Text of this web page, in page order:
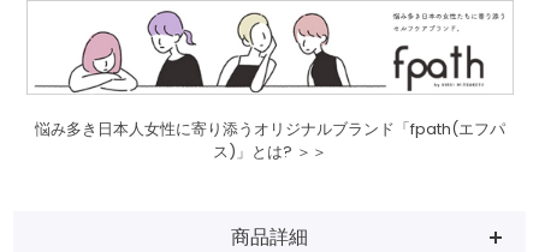
悩み多き日本人女性に寄り添うオリジナルブランド「fpath(エフパ
ス)」とは? ＞＞
商品詳細